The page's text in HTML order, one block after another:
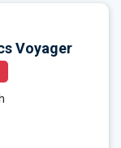
Voyager